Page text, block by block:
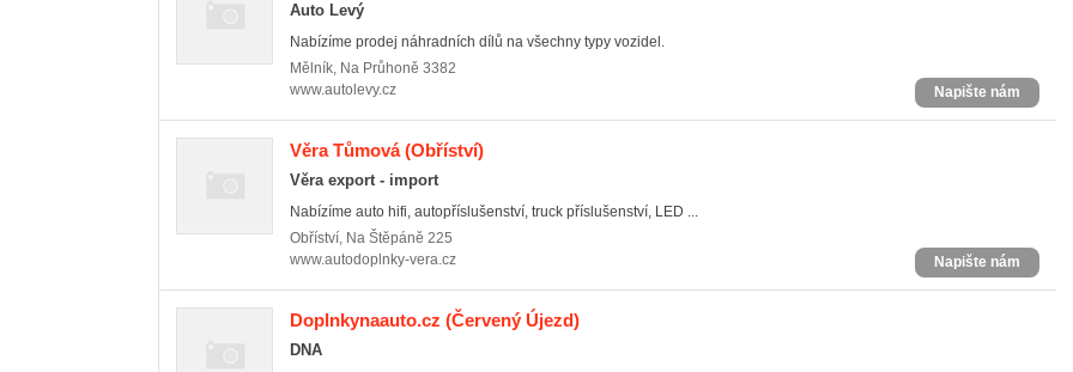
Auto Levý
Nabízíme prodej náhradních dílů na všechny typy vozidel.
Mělník, Na Průhoně 3382
www.autolevy.cz
Napište nám
Věra Tůmová(Obříství)
Věra export - import
Nabízíme auto hifi, autopříslušenství, truck příslušenství, LED ...
Obříství, Na Štěpáně 225
www.autodoplnky-vera.cz
Napište nám
Doplnkynaauto.cz (Červený Újezd)
DNA